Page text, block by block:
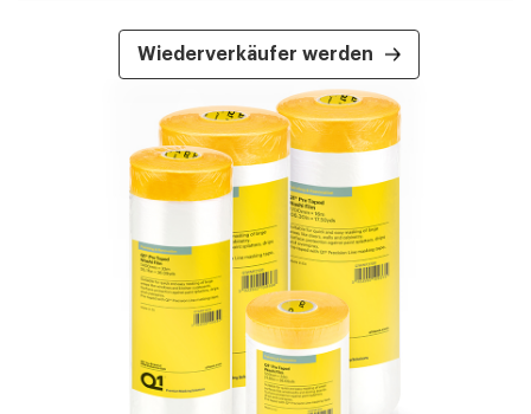
Wiederverkäufer werden